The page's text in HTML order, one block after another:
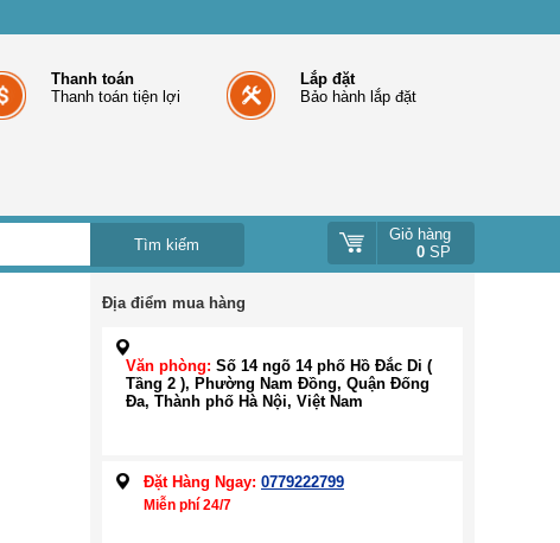
Thanh toán
Thanh toán tiện lợi
Lắp đặt
Bảo hành lắp đặt
Giỏ hàng
0 SP
Địa điểm mua hàng
Văn phòng: Số 14 ngõ 14 phố Hồ Đắc Di (
Tầng 2 ), Phường Nam Đồng, Quận Đống
Đa, Thành phố Hà Nội, Việt Nam
Đặt Hàng Ngay: 0779222799
Miễn phí 24/7